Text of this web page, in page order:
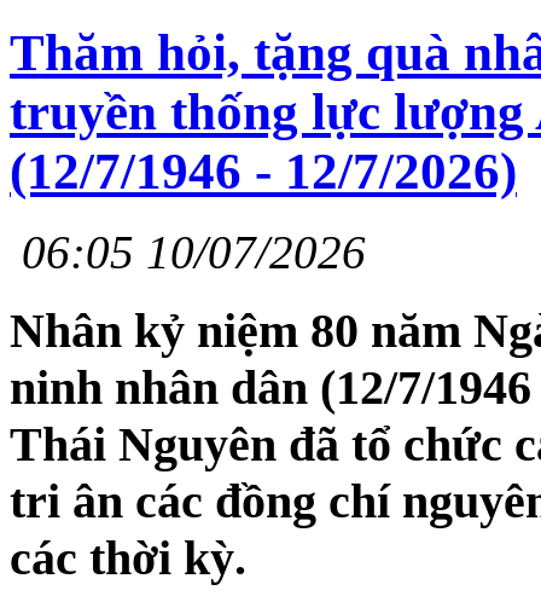
Thăm hỏi, tặng quà
truyền thống lực lượng
(12/7/1946 - 12/7/2026)
06:05 10/07/2026
Nhân kỷ niệm 80 năm
ninh nhân dân (12/7/
Thái Nguyên đã tổ chức
tri ân các đồng chí
các thời kỳ.